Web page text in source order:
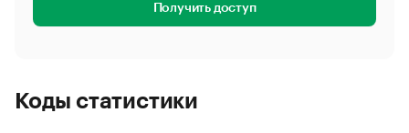
Получить доступ
Коды статистики